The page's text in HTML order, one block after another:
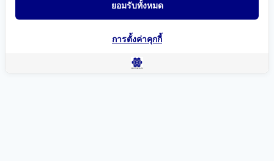
ยอมรับทั้งหมด
การตั้งค่าคุกกี้